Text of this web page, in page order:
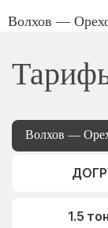
Волхов —
Волхов —
1.5